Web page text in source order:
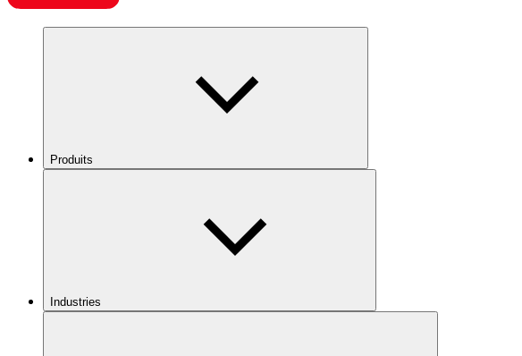
Produits
Industries